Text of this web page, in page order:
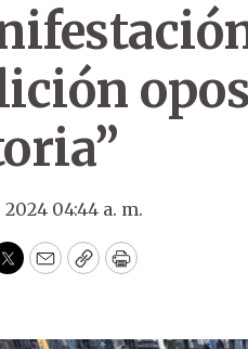
2024 04:44 a. m.
Twitter
EmailCopyPrint